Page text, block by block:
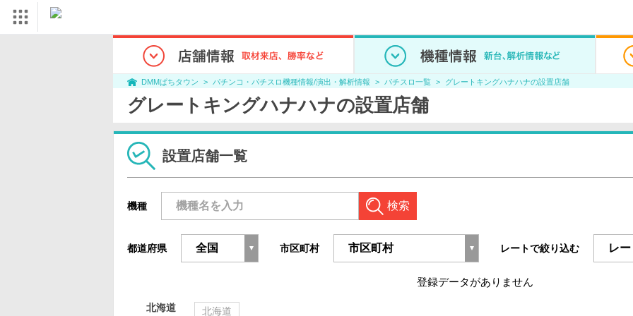
DMMぱちタウン パチンコ・パチスロ機種情報/演出・解析情報 パチスロ一覧 グレートキングハナハナの設置店舗
グレートキングハナハナの設置店舗
設置店舗一覧
機種 検索
都道府県 市区町村 レートで絞り込む
登録データがありません
北海道 北海道